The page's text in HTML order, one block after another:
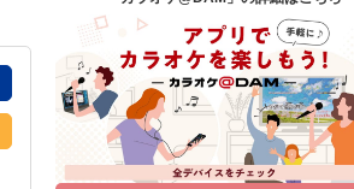
キャンペーン
らせ よくあるご質問
DAMの新曲・ランキングなど
カラオケ最新情報をチェック！